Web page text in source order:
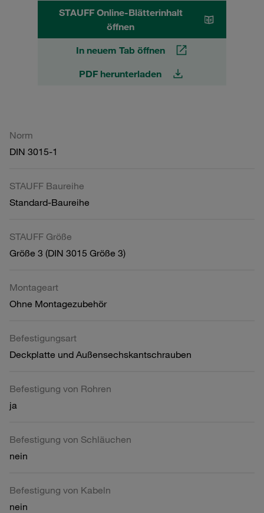
STAUFF Online-Blätterinhalt
öffnen
In neuem Tab öffnen
PDF herunterladen
Norm
DIN 3015-1
STAUFF Baureihe
Standard-Baureihe
STAUFF Größe
Größe 3 (DIN 3015 Größe 3)
Montageart
Ohne Montagezubehör
Befestigungsart
Deckplatte und Außensechskantschrauben
Befestigung von Rohren
ja
Befestigung von Schläuchen
nein
Befestigung von Kabeln
nein